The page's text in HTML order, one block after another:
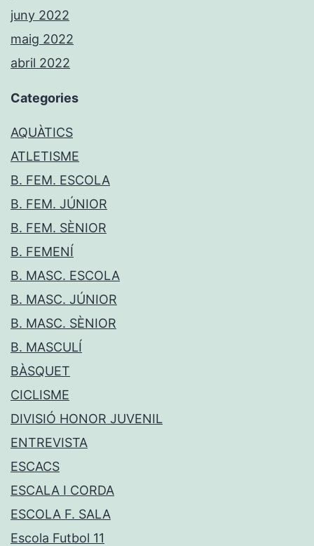
juny 2022
maig 2022
abril 2022
Categories
AQUÀTICS
ATLETISME
B. FEM. ESCOLA
B. FEM. JÚNIOR
B. FEM. SÈNIOR
B. FEMENÍ
B. MASC. ESCOLA
B. MASC. JÚNIOR
B. MASC. SÈNIOR
B. MASCULÍ
BÀSQUET
CICLISME
DIVISIÓ HONOR JUVENIL
ENTREVISTA
ESCACS
ESCALA I CORDA
ESCOLA F. SALA
Escola Futbol 11